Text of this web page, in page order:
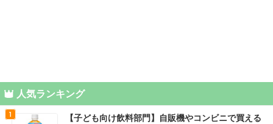
人気ランキング
【子ども向け飲料部門】自販機やコンビニで買える